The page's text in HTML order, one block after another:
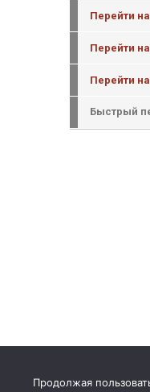
Перейти
Перейти
Перейти
Быстрый
Продолжая